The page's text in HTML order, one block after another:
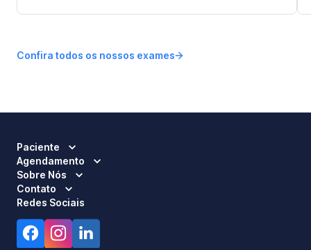
Confira todos os nossos exames
Paciente
Agendamento
Sobre Nós
Contato
Redes Sociais